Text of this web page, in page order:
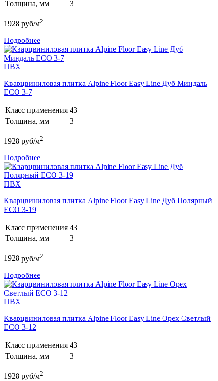
Толщина, мм 3
1928 руб/м2
Подробнее
ПВХ
Кварцвиниловая плитка Alpine Floor Easy Line Дуб Миндаль
ECO 3-7
Класс применения 43
Толщина, мм
3
1928 руб/м2
Подробнее
ПВХ
Кварцвиниловая плитка Alpine Floor Easy Line Дуб Полярный
ECO 3-19
Класс применения 43
Толщина, мм
3
1928 руб/м2
Подробнее
ПВХ
Кварцвиниловая плитка Alpine Floor Easy Line Орех Светлый
ECO 3-12
Класс применения 43
Толщина, мм
3
1928 руб/м2